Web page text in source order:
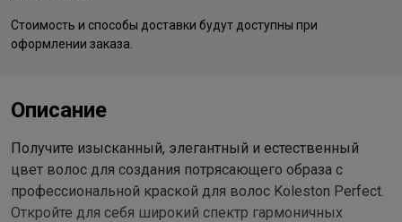
Стоимость и способы доставки будут доступны при
оформлении заказа.
Описание
Получите изысканный, элегантный и естественный
цвет волос для создания потрясающего образа с
профессиональной краской для волос Koleston Perfect.
Откройте для себя широкий спектр гармоничных